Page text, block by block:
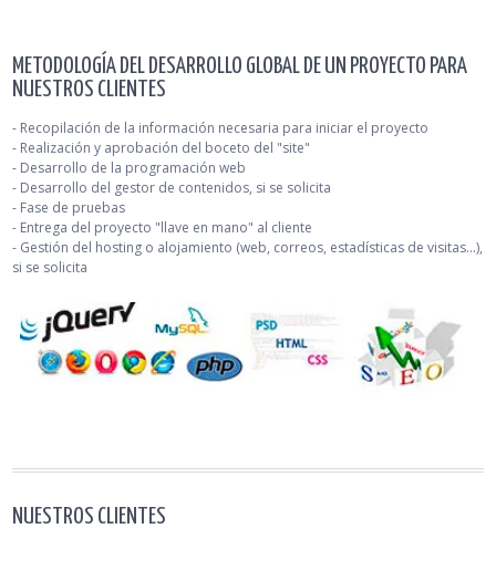
METODOLOGÍA DEL DESARROLLO GLOBAL DE UN PROYECTO PARA
NUESTROS CLIENTES
- Recopilación de la información necesaria para iniciar el proyecto
- Realización y aprobación del boceto del "site"
- Desarrollo de la programación web
- Desarrollo del gestor de contenidos, si se solicita
- Fase de pruebas
- Entrega del proyecto "llave en mano" al cliente
- Gestión del hosting o alojamiento (web, correos, estadísticas de visitas...),
si se solicita
NUESTROS CLIENTES